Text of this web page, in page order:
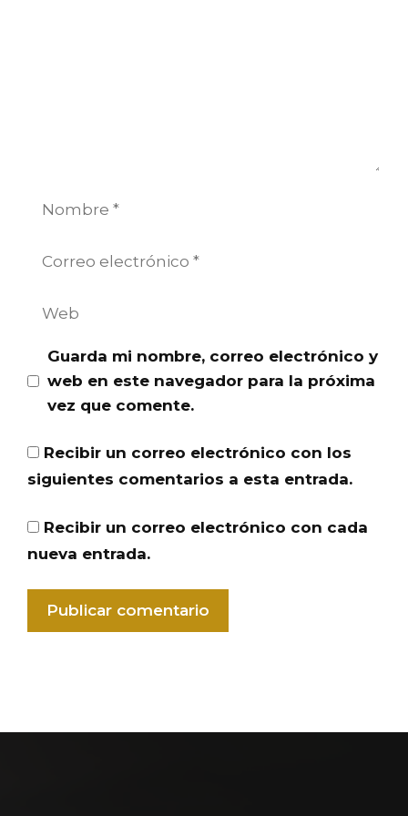
Nombre
Guarda mi nombre, correo electrónico y
web en este navegador para la próxima
vez que comente.
Recibir un correo electrónico con los
siguientes comentarios a esta entrada.
Recibir un correo electrónico con cada
nueva entrada.